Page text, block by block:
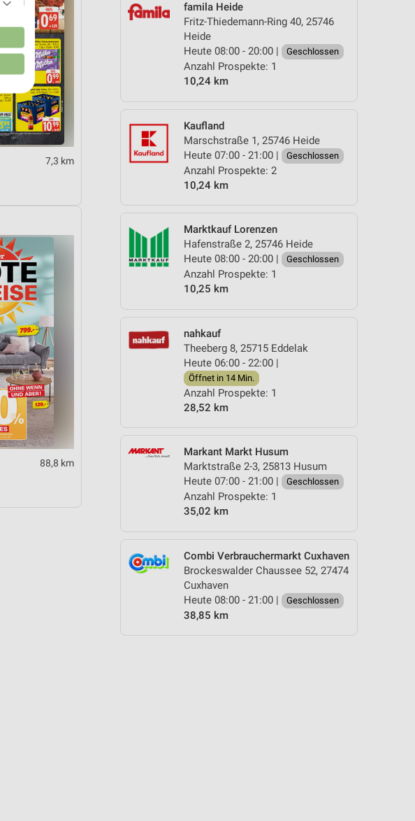
famila Heide
Fritz-Thiedemann-Ring 40, 25746
Heide
Heute 08:00 - 20:00 |
Geschlossen
Anzahl Prospekte: 1
10,24 km
Kaufland
Marschstraße 1, 25746 Heide
Heute 07:00 - 21:00 |
Geschlossen
Anzahl Prospekte: 2
10,24 km
Marktkauf Lorenzen
Hafenstraße 2, 25746 Heide
Heute 08:00 - 20:00 |
Geschlossen
Anzahl Prospekte: 1
10,25 km
nahkauf
Theeberg 8, 25715 Eddelak
Heute 06:00 - 22:00 |
Öffnet in 14 Min.
Anzahl Prospekte: 1
28,52 km
Markant Markt Husum
Marktstraße 2-3, 25813 Husum
Heute 07:00 - 21:00 |
Geschlossen
Anzahl Prospekte: 1
35,02 km
Combi Verbrauchermarkt Cuxhaven
Brockeswalder Chaussee 52, 27474
Cuxhaven
Heute 08:00 - 21:00 |
Geschlossen
38,85 km
7,3 km
88,8 km